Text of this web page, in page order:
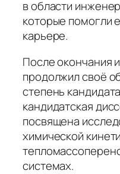
в области
которые помогли
карьере.
После окончания
продолжил своё
степень
кандидатская
посвящена
химической
системах.